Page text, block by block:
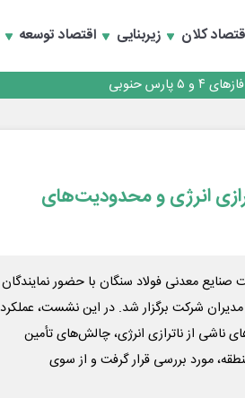
کلان زیربنایی اقتصاد توسعهتوسط شهرداری منطقه یک
حنوبی
توسط شهرداری منطقه یک
در مسیر توسعه تجارت و همگرایی منطقه‌ای
انرژی و محدودیت‌های
معدنی فولاد سنگان با حضور نمایندگان
شرکت برگزار شد. در این نشست، عملکرد
وجود محدودیت‌های ناشی از ناترازی انرژی، چالش‌های تأمین
مورد بررسی قرار گرفت و از سوی